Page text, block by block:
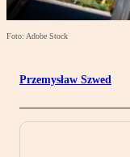
Foto: Adobe Stock
Przemysław Szwed